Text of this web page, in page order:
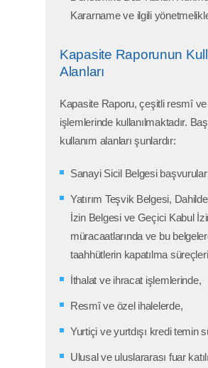
Kararname ve ilgili
Kapasite Raporunun
Alanları
Kapasite Raporu, çeşitli resmî
işlemlerinde kullanılmaktadır.
kullanım alanları şunlardır:
Sanayi Sicil Belgesi
Yatırım Teşvik Belgesi,
İzin Belgesi ve Geçici Kabul
müracaatlarında ve bu
taahhütlerin kapatılma
İthalat ve ihracat işlemlerinde,
Resmî ve özel ihalelerde,
Yurtiçi ve yurtdışı kredi temin
Ulusal ve uluslararası fuar